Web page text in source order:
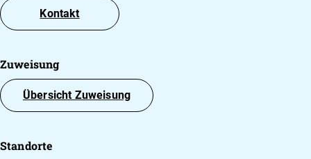
Kontakt
Zuweisung
Übersicht Zuweisung
Standorte